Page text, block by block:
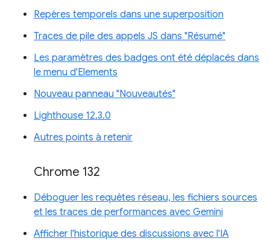
Repères temporels dans une superposition
Traces de pile des appels JS dans "Résumé"
Les paramètres des badges ont été déplacés dans
le menu d'Elements
Nouveau panneau "Nouveautés"
Lighthouse 12.3.0
Autres points à retenir
Chrome 132
Déboguer les requêtes réseau, les fichiers sources
et les traces de performances avec Gemini
Afficher l'historique des discussions avec l'IA